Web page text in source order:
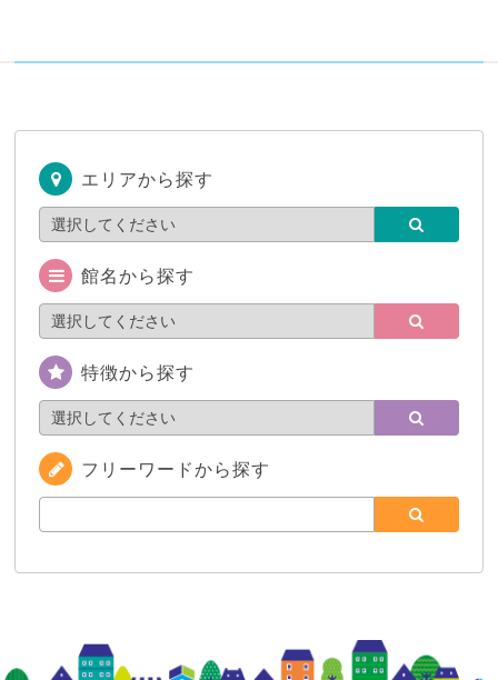
エリアから探す
館名から探す
特徴から探す
フリーワードから探す